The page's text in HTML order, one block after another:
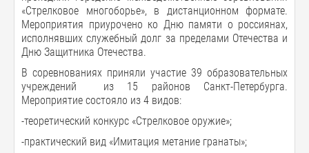
«Стрелковое многоборье», в дистанционном формате.
Мероприятия приурочено ко Дню памяти о россиянах,
исполнявших служебный долг за пределами Отечества и
Дню Защитника Отечества.
В соревнованиях приняли участие 39 образовательных
учреждений из 15 районов Санкт-Петербурга.
Мероприятие состояло из 4 видов:
-теоретический конкурс «Стрелковое оружие»;
-практический вид «Имитация метание гранаты»;